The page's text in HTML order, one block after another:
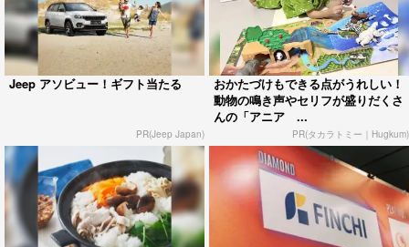
Jeep アソビュー！ギフト当たる
PR(Jeep Japan)
おかたづけもできる点がうれしい！
動物の鳴き声やセリフが盛りだくさ
んの「アニア ...
PR(タカラトミー｜Hugkum)